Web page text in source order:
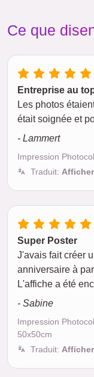
Ce que
Entreprise au
Les photos
était soignée et
- Lammert
Impression
Traduit:
Super Poster
J'avais fait créer
anniversaire à
L'affiche a été
- Sabine
Impression
50x50cm
Traduit: